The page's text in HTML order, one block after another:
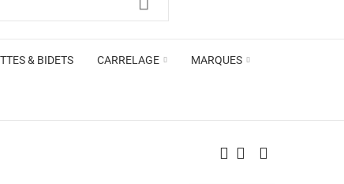
& BIDETS CARRELAGE MARQUES